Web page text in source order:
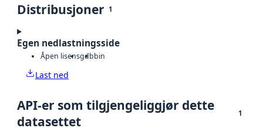
Distribusjoner 1
Egen nedlastningsside
Åpen lisensgdbbin
Last ned
API-er som tilgjengeliggjør dette
datasettet
1